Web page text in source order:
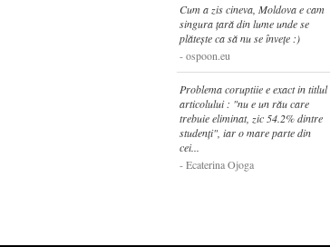
Cum a zis cineva, Moldova e cam
singura țară din lume unde se
plătește ca să nu se învețe :)
ospoon.eu
Problema coruptiie e exact in titlul
articolului : "nu e un rău care
trebuie eliminat, zic 54.2% dintre
studenți", iar o mare parte din
cei...
Ecaterina Ojoga